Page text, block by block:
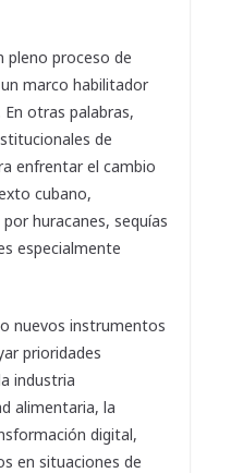
proceso de
marco habilitador
otras palabras,
de
enfrentar el cambio
cubano,
huracanes, sequías
especialmente
nuevos instrumentos
prioridades
industria
alimentaria, la
digital,
en situaciones de